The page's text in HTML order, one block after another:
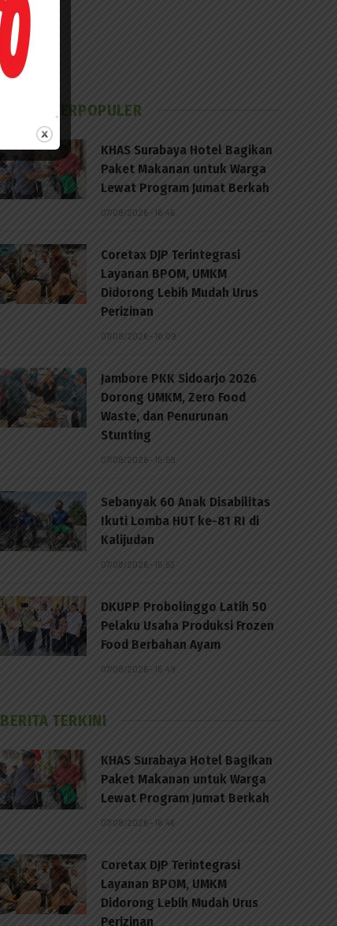
BERITA TERPOPULER
KHAS Surabaya Hotel Bagikan
Paket Makanan untuk Warga
Lewat Program Jumat Berkah
07/08/2026 - 16:46
Coretax DJP Terintegrasi
Layanan BPOM, UMKM
Didorong Lebih Mudah Urus
Perizinan
07/08/2026 - 16:09
Jambore PKK Sidoarjo 2026
Dorong UMKM, Zero Food
Waste, dan Penurunan
Stunting
07/08/2026 - 15:59
Sebanyak 60 Anak Disabilitas
Ikuti Lomba HUT ke-81 RI di
Kalijudan
07/08/2026 - 15:53
DKUPP Probolinggo Latih 50
Pelaku Usaha Produksi Frozen
Food Berbahan Ayam
07/08/2026 - 15:49
BERITA TERKINI
KHAS Surabaya Hotel Bagikan
Paket Makanan untuk Warga
Lewat Program Jumat Berkah
07/08/2026 - 16:46
Coretax DJP Terintegrasi
Layanan BPOM, UMKM
Didorong Lebih Mudah Urus
Perizinan